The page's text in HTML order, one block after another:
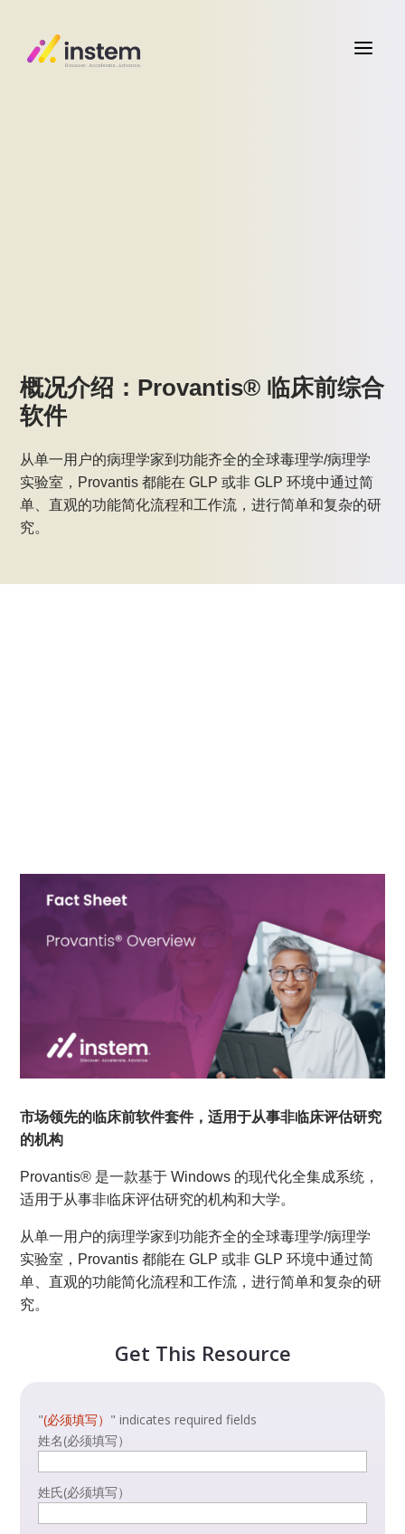
a
概况介绍：Provantis® 临床前综合
软件
从单一用户的病理学家到功能齐全的全球毒理学/病理学
实验室，Provantis 都能在 GLP 或非 GLP 环境中通过简
单、直观的功能简化流程和工作流，进行简单和复杂的研
究。
市场领先的临床前软件套件，适用于从事非临床评估研究
的机构
Provantis® 是一款基于 Windows 的现代化全集成系统，
适用于从事非临床评估研究的机构和大学。
从单一用户的病理学家到功能齐全的全球毒理学/病理学
实验室，Provantis 都能在 GLP 或非 GLP 环境中通过简
单、直观的功能简化流程和工作流，进行简单和复杂的研
究。
Get This Resource
"(必须填写） " indicates required fields
姓名(必须填写）
姓氏(必须填写）